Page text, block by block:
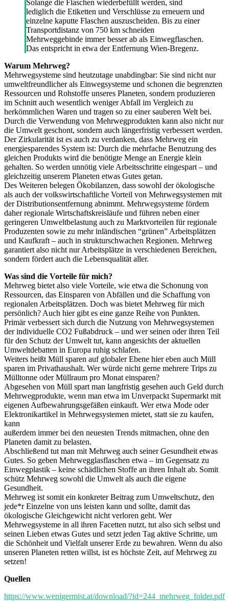
Solange die Flaschen wiederbefüllt werden, sind
lediglich die Etiketten und Verschlüsse zu erneuern und
einzelne kaputte Flaschen auszuscheiden. Bis zu einer
Transportdistanz von 750 km schneiden
Mehrweggebinde immer besser ab als Einwegflaschen.
Das entspricht in etwa der Entfernung Wien-Bregenz.
Warum Mehrweg?
Mehrwegsysteme sind heutzutage unabdingbar: Sie sind nicht nur
umweltfreundlicher als Einwegsysteme und schonen die begrenzten
Ressourcen und Rohstoffe unseres Planeten, sondern produzieren
im Schnitt auch wesentlich weniger Abfall im Vergleich zu
herkömmlichen Waren und tragen so zu einer sauberen Welt bei.
Durch die Verwendung von Mehrwegprodukten kann also nicht nur
die Umwelt geschont, sondern auch längerfristig verbessert werden.
Der Zirkularität ist es auch zu verdanken, dass Mehrweg ein
energiesparendes System ist: Durch die mehrfache Benutzung des
gleichen Produkts wird die benötigte Menge an Energie klein
gehalten. So werden unnötig viele Arbeitsschritte eingespart – und
gleichzeitig unserem Planeten etwas Gutes getan.
Des Weiteren belegen Ökobilanzen, dass sowohl der ökologische
als auch der volkswirtschaftliche Vorteil von Mehrwegsystemen mit
der Distributionsentfernung abnimmt. Mehrwegsysteme fördern
daher regionale Wirtschaftskreisläufe und führen neben einer
geringeren Umweltbelastung auch zu Marktvorteilen für regionale
Produzenten sowie zu mehr inländischen “grünen” Arbeitsplätzen
und Kaufkraft – auch in strukturschwachen Regionen. Mehrweg
garantiert also nicht nur Arbeitsplätze in verschiedenen Bereichen,
sondern fördert auch die Lebensqualität aller.
Was sind die Vorteile für mich?
Mehrweg bietet also viele Vorteile, wie etwa die Schonung von
Ressourcen, das Einsparen von Abfällen und die Schaffung von
regionalen Arbeitsplätzen. Doch was bietet Mehrweg für mich
persönlich? Auch hier gibt es eine ganze Reihe von Punkten.
Primär verbessert sich durch die Nutzung von Mehrwegsystemen
der individuelle CO2 Fußabdruck – und wer seinen oder ihren Teil
für den Schutz der Umwelt tut, kann angesichts der aktuellen
Umweltdebatten in Europa ruhig schlafen.
Weiters heißt Müll sparen auf globaler Ebene hier eben auch Müll
sparen im Privathaushalt. Wer würde nicht gerne mehrere Trips zu
Mülltonne oder Müllraum pro Monat einsparen?
Abgesehen von Müll spart man langfristig gesehen auch Geld durch
Mehrwegprodukte, wenn man etwa im Unverpackt Supermarkt mit
eigenen Aufbewahrungsgefäßen einkauft. Wer etwa Mode oder
Elektronikartikel in Mehrwegsystemen mietet, statt sie zu kaufen,
kann
außerdem immer bei den neuesten Trends mitmachen, ohne den
Planeten damit zu belasten.
Abschließend tut man mit Mehrweg auch seiner Gesundheit etwas
Gutes. So geben Mehrwegglasflaschen etwa – im Gegensatz zu
Einwegplastik – keine schädlichen Stoffe an ihren Inhalt ab. Somit
schütz Mehrweg sowohl die Umwelt als auch die eigene
Gesundheit.
Mehrweg ist somit ein konkreter Beitrag zum Umweltschutz, den
jede*r Einzelne von uns leisten kann und sollte, damit das
ökologische Gleichgewicht nicht verloren geht. Wer
Mehrwegsysteme in all ihren Facetten nutzt, tut also sich selbst und
seinen Lieben etwas Gutes und setzt jeden Tag aktive Schritte, um
die Schönheit und Vielfalt unserer Erde zu bewahren. Wenn du also
unseren Planeten retten willst, ist es höchste Zeit, auf Mehrweg zu
setzen!
Quellen
https://www.wenigermist.at/download/?id=244_mehrweg_folder.pdf